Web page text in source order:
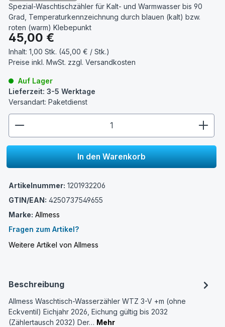
Spezial-Waschtischzähler für Kalt- und Warmwasser bis 90
Grad, Temperaturkennzeichnung durch blauen (kalt) bzw.
roten (warm) Klebepunkt
Regulärer Preis:
45,00 €
Inhalt: 1,00 Stk. (45,00 € / Stk.)
Preise inkl. MwSt. zzgl. Versandkosten
Auf Lager
Lieferzeit: 3-5 Werktage
Versandart: Paketdienst
In den Warenkorb
Artikelnummer: 1201932206
GTIN/EAN: 4250737549655
Marke: Allmess
Fragen zum Artikel?
Weitere Artikel von Allmess
Beschreibung
Allmess Waschtisch-Wasserzähler WTZ 3-V +m (ohne
Eckventil) Eichjahr 2026, Eichung gültig bis 2032
(Zählertausch 2032) Der… Mehr